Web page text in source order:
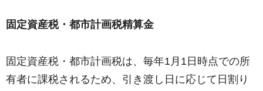
固定資産税・都市計画税精算金
固定資産税・都市計画税は、毎年1月1日時点での所
有者に課税されるため、引き渡し日に応じて日割り